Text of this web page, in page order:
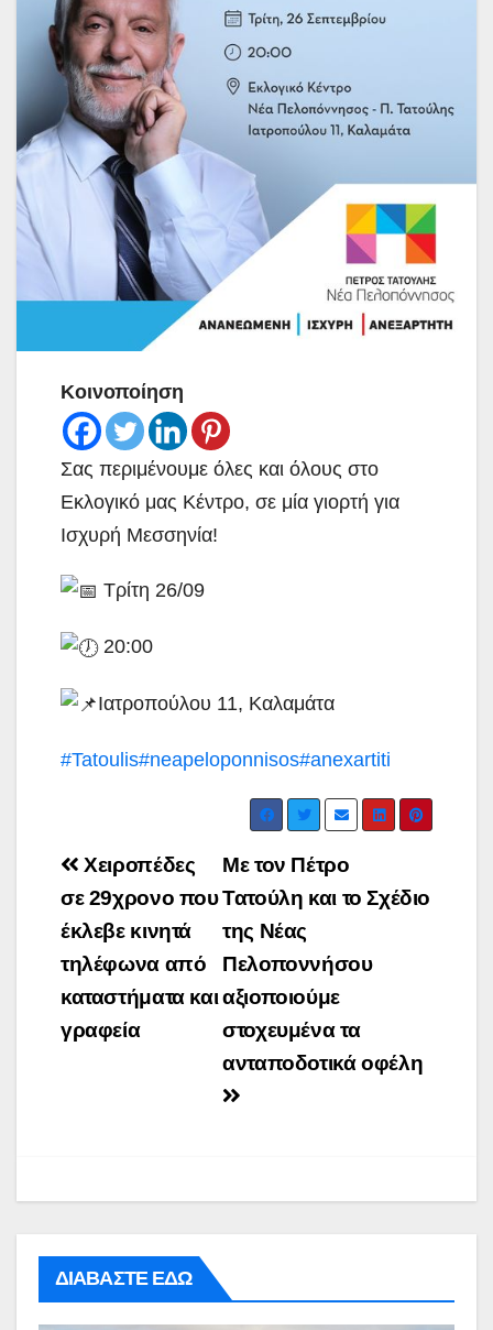
Κοινοποίηση
Σας περιμένουμε όλες και όλους στο
Εκλογικό μας Κέντρο, σε μία γιορτή για
Ισχυρή Μεσσηνία!
Τρίτη 26/09
20:00
Ιατροπούλου 11, Καλαμάτα
#Tatoulis#neapeloponnisos#anexartiti
Post
navigation
Με τον Πέτρο
Τατούλη και το Σχέδιο
της Νέας
Πελοποννήσου
αξιοποιούμε
στοχευμένα τα
ανταποδοτικά οφέλη
Χειροπέδες
σε 29χρονο που
έκλεβε κινητά
τηλέφωνα από
καταστήματα και
γραφεία
ΔΙΑΒΑΣΤΕ ΕΔΩ